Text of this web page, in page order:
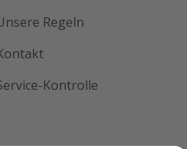
Regeln
Kontrolle